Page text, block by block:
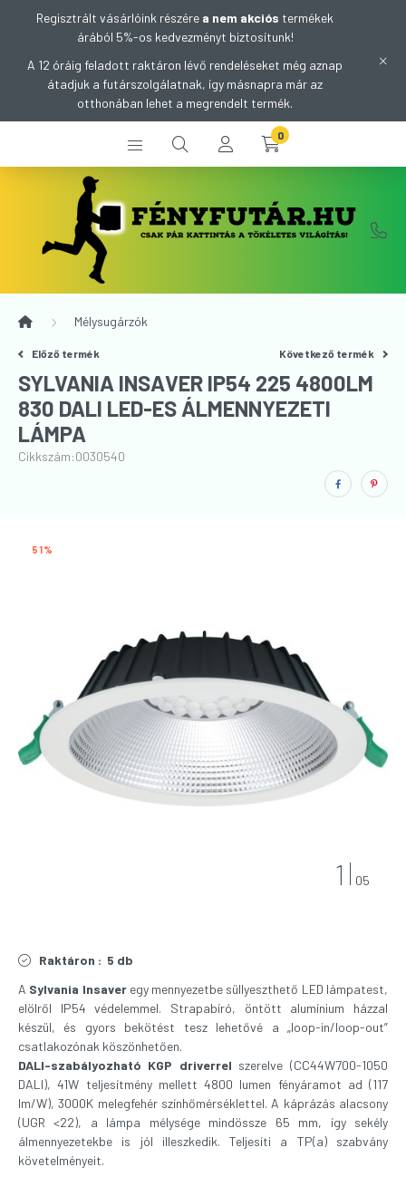
Regisztrált vásárlóink részére a nem akciós termékek
árából 5%-os kedvezményt biztosítunk!
A 12 óráig feladott raktáron lévő rendeléseket még aznap
átadjuk a futárszolgálatnak, így másnapra már az
otthonában lehet a megrendelt termék.
0
Mélysugárzók
Előző termék Következő termék
SYLVANIA INSAVER IP54 225 4800LM
830 DALI LED-ES ÁLMENNYEZETI
LÁMPA
Cikkszám:0030540
51
1 05
Raktáron : 5 db
A Sylvania Insaveregy mennyezetbe süllyeszthető LED lámpatest,
elölről IP54 védelemmel. Strapabíró, öntött alumínium házzal
készül, és gyors bekötést tesz lehetővé a „loop-in/loop-out”
csatlakozónak köszönhetően.
DALI-szabályozható KGP driverrel szerelve (CC44W700-1050
DALI), 41W teljesítmény mellett 4800 lumen fényáramot ad (117
lm/W), 3000K melegfehér színhőmérséklettel. A káprázás alacsony
(UGR <22), a lámpa mélysége mindössze 65 mm, így sekély
álmennyezetekbe is jól illeszkedik. Teljesíti a TP(a) szabvány
követelményeit.